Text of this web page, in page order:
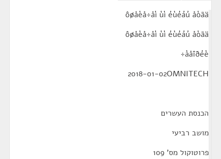
ôøåèå÷åì ùì éùéáú åòãä
ôøåèå÷åì ùì éùéáú åòãä
àåîðéè÷
2018-01-02OMNITECH
הכנסת העשרים
מושב רביעי
פרוטוקול מס' 109